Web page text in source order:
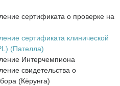
сертификата о проверке на
сертификата клинической
(Пателла)
Интерчемпиона
свидетельства о
(Кёрунга)